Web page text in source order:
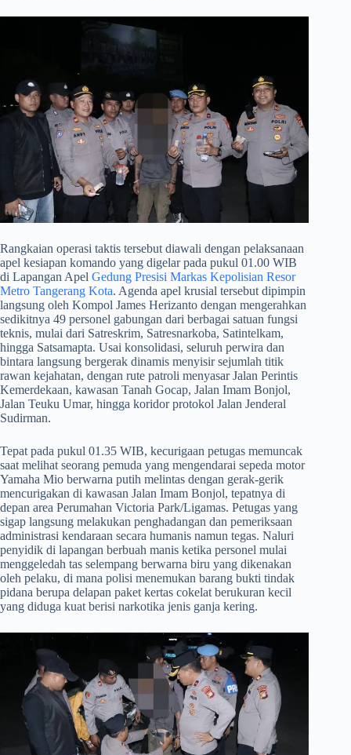
​Rangkaian operasi taktis tersebut diawali dengan pelaksanaan
apel kesiapan komando yang digelar pada pukul 01.00 WIB
di Lapangan Apel Gedung Presisi Markas Kepolisian Resor
Metro Tangerang Kota. Agenda apel krusial tersebut dipimpin
langsung oleh Kompol James Herizanto dengan mengerahkan
sedikitnya 49 personel gabungan dari berbagai satuan fungsi
teknis, mulai dari Satreskrim, Satresnarkoba, Satintelkam,
hingga Satsamapta. Usai konsolidasi, seluruh perwira dan
bintara langsung bergerak dinamis menyisir sejumlah titik
rawan kejahatan, dengan rute patroli menyasar Jalan Perintis
Kemerdekaan, kawasan Tanah Gocap, Jalan Imam Bonjol,
Jalan Teuku Umar, hingga koridor protokol Jalan Jenderal
Sudirman.
​Tepat pada pukul 01.35 WIB, kecurigaan petugas memuncak
saat melihat seorang pemuda yang mengendarai sepeda motor
Yamaha Mio berwarna putih melintas dengan gerak-gerik
mencurigakan di kawasan Jalan Imam Bonjol, tepatnya di
depan area Perumahan Victoria Park/Ligamas. Petugas yang
sigap langsung melakukan penghadangan dan pemeriksaan
administrasi kendaraan secara humanis namun tegas. Naluri
penyidik di lapangan berbuah manis ketika personel mulai
menggeledah tas selempang berwarna biru yang dikenakan
oleh pelaku, di mana polisi menemukan barang bukti tindak
pidana berupa delapan paket kertas cokelat berukuran kecil
yang diduga kuat berisi narkotika jenis ganja kering.